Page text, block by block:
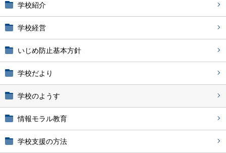
学校紹介
学校経営
いじめ防止基本方針
学校だより
学校のようす
情報モラル教育
学校支援の方法